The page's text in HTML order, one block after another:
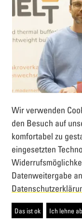
Wir verwenden
den Besuch auf
komfortabel zu
eingesetzten
Datenweitergabe
Ich lehne ab
Das ist ok
MELT
Gebäude,
und